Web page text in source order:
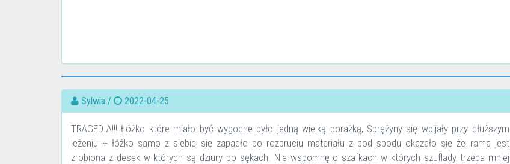
Sylwia / 2022-04-25
TRAGEDIA!!! Łóżko które miało być wygodne było jedną wielką porażką, Sprężyny się wbijały przy dłuższym
leżeniu + łóżko samo z siebie się zapadło po rozpruciu materiału z pod spodu okazało się że rama jest
zrobiona z desek w których są dziury po sękach. Nie wspomnę o szafkach w których szuflady trzeba mniej